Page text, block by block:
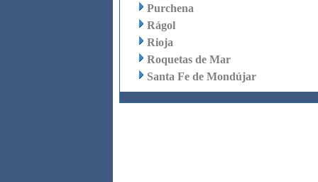
Purchena
Rágol
Rioja
Roquetas de Mar
Santa Fe de Mondújar